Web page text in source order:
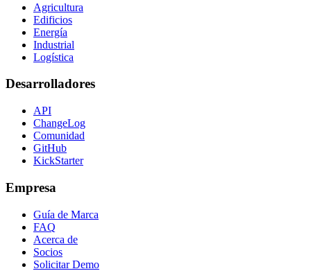
Agricultura
Edificios
Energía
Industrial
Logística
Desarrolladores
API
ChangeLog
Comunidad
GitHub
KickStarter
Empresa
Guía de Marca
FAQ
Acerca de
Socios
Solicitar Demo